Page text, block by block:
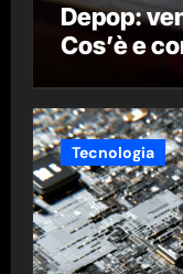
Depop:
Cos’è e
Tecnologia